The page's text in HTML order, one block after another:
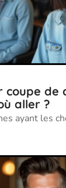
de
aller ?
ayant les